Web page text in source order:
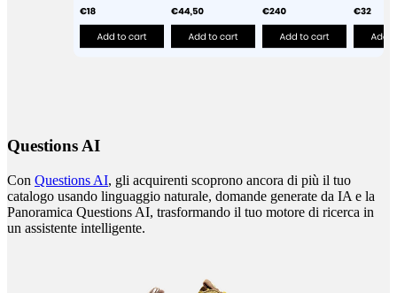
Questions AI
Con Questions AI, gli acquirenti scoprono ancora di più il tuo
catalogo usando linguaggio naturale, domande generate da IA e la
Panoramica Questions AI, trasformando il tuo motore di ricerca in
un assistente intelligente.